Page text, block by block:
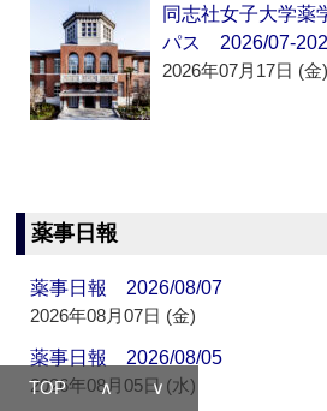
同志社女子大学
パス 2026/07-
2026年07月17日 (金)
薬事日報
薬事日報 2026/08/07
2026年08月07日 (金)
薬事日報 2026/08/05
2026年08月05日 (水)
TOP ∧ ∨